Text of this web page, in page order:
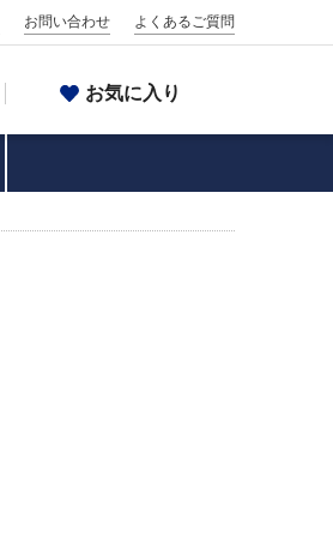
お問い合わせ よくあるご質問
お気に入り